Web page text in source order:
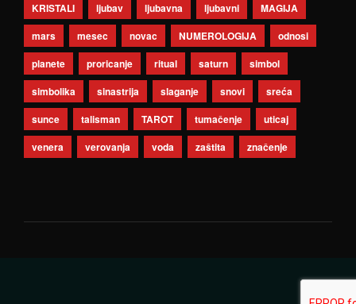
KRISTALI
ljubav ljubavna ljubavni
MAGIJA
mars
mesec novac NUMEROLOGIJA
odnosi
planete
proricanje ritual saturn
simbol
simbolika
sinastrija slaganje snovi
sreća
sunce
talisman TAROT tumačenje
uticaj
venera
verovanja voda zaštita značenje